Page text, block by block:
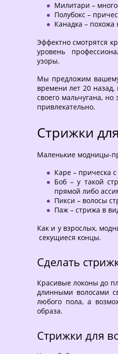
Милитари –
Полубокс –
Канадка –
Эффектно смотрятся
уровень
узоры.
Мы предложим вашему
времени лет 20
своего мальчугана,
привлекательно.
Стрижки
Маленькие модницы-
Каре – прическа
Боб – у такой
прямой либо
Пикси – волосы
Паж – стрижа в
Как и у взрослых,
секущиеся концы.
Сделать
Красивые локоны до
длинными волосами
любого пола, а
образа.
Стрижки для